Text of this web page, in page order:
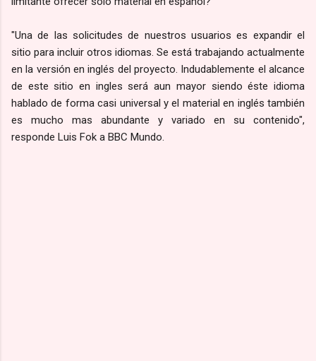
"Una de las solicitudes de nuestros usuarios es expandir el
sitio para incluir otros idiomas. Se está trabajando actualmente
en la versión en inglés del proyecto. Indudablemente el alcance
de este sitio en ingles será aun mayor siendo éste idioma
hablado de forma casi universal y el material en inglés también
es mucho mas abundante y variado en su contenido",
responde Luis Fok a BBC Mundo.